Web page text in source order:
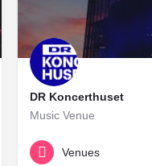
DR Koncerthuset
Music Venue
+45 35 20 62 62
Ørestads Blvd. 13,
Venues